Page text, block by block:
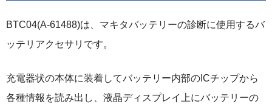
BTC04(A-61488)は、マキタバッテリーの診断に使用するバ
ッテリアクセサリです。
充電器状の本体に装着してバッテリー内部のICチップから
各種情報を読み出し、液晶ディスプレイ上にバッテリーの